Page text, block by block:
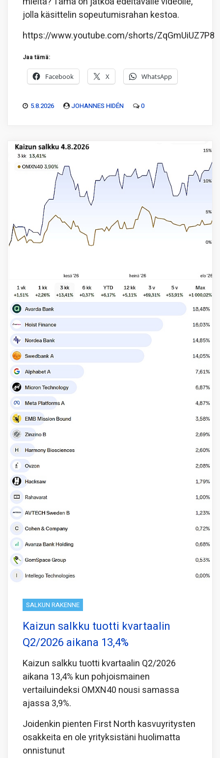
jolla käsittelin sopeutumisrahan kestoa.
https://www.youtube.com/shorts/ZqGmUiUZ7P8
Jaa tämä:
Facebook X WhatsApp
5.8.2026 JOHANNES HIDÉN 0
SALKUN RAKENNE
Kaizun salkku tuotti kvartaalin
Q2/2026 aikana 13,4%
Kaizun salkku tuotti kvartaalin Q2/2026
aikana 13,4% kun pohjoismainen
vertailuindeksi OMXN40 nousi samassa
ajassa 3,9%.
Joidenkin pienten First North kasvuyritysten
osakkeita en ole yrityksistäni huolimatta
onnistunut